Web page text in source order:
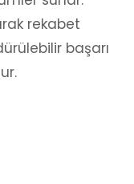
rekabet
başarı